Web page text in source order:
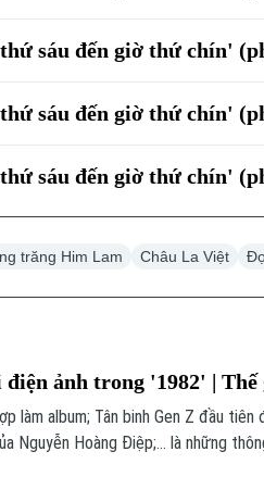
sáu đến giờ thứ chín'
sáu đến giờ thứ chín'
sáu đến giờ thứ chín'
trăng Him Lam Châu La Việt
ảnh trong '1982' | Thế
làm album; Tân binh Gen Z đầu
Nguyễn Hoàng Điệp;... là những